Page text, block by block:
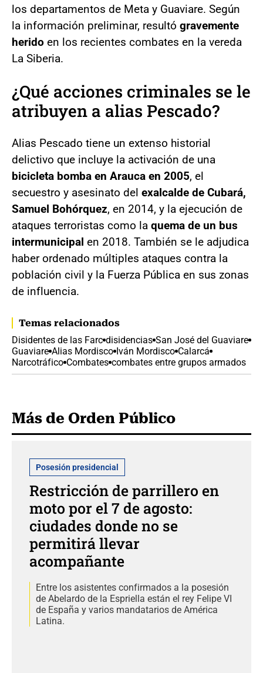
los departamentos de Meta y Guaviare. Según
la información preliminar, resultó gravemente
herido en los recientes combates en la vereda
La Siberia.
¿Qué acciones criminales se le
atribuyen a alias Pescado?
Alias Pescado tiene un extenso historial
delictivo que incluye la activación de una
bicicleta bomba en Arauca en 2005, el
secuestro y asesinato del exalcalde de Cubará,
Samuel Bohórquez, en 2014, y la ejecución de
ataques terroristas como la quema de un bus
intermunicipal en 2018. También se le adjudica
haber ordenado múltiples ataques contra la
población civil y la Fuerza Pública en sus zonas
de influencia.
Temas relacionados
Disidentes de las Farc disidencias San José del Guaviare
Guaviare Alias Mordisco Iván Mordisco Calarcá
Narcotráfico Combates combates entre grupos armados
Más de Orden Público
Posesión presidencial
Restricción de parrillero en
moto por el 7 de agosto:
ciudades donde no se
permitirá llevar
acompañante
Entre los asistentes confirmados a la posesión
de Abelardo de la Espriella están el rey Felipe VI
de España y varios mandatarios de América
Latina.